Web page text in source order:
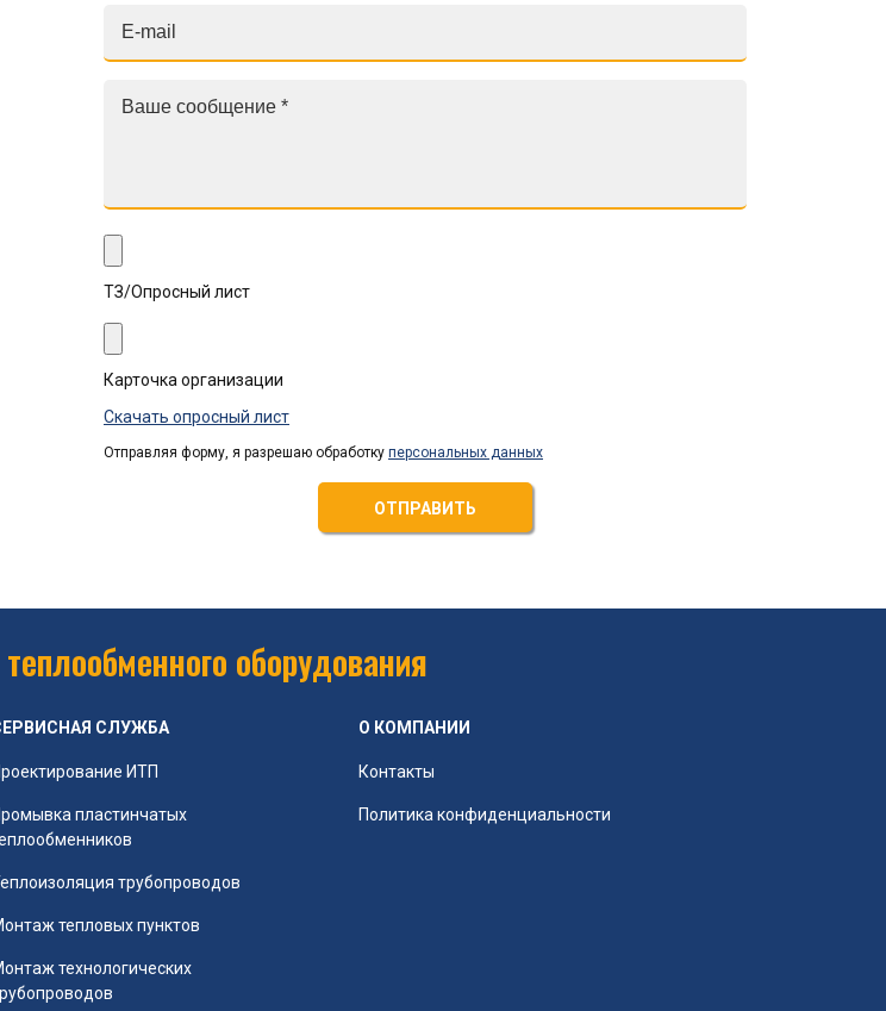
ТЗ/Опросный лист
Карточка организации
Скачать опросный лист
Отправляя форму, я разрешаю обработку персональных данных
ОТПРАВИТЬ
оборудования
СЛУЖБА
ИТП
пластинчатых
трубопроводов
тепловых пунктов
технологических
О КОМПАНИИ
Контакты
Политика конфиденциальности